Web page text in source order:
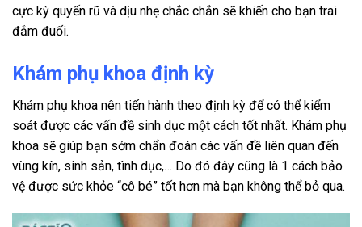
cực kỳ quyến rũ và dịu nhẹ chắc chắn sẽ khiến cho bạn trai
đắm đuối.
Khám phụ khoa định kỳ
Khám phụ khoa nên tiến hành theo định kỳ để có thể kiểm
soát được các vấn đề sinh dục một cách tốt nhất. Khám phụ
khoa sẽ giúp bạn sớm chẩn đoán các vấn đề liên quan đến
vùng kín, sinh sản, tình dục,… Do đó đây cũng là 1 cách bảo
vệ được sức khỏe “cô bé” tốt hơn mà bạn không thể bỏ qua.